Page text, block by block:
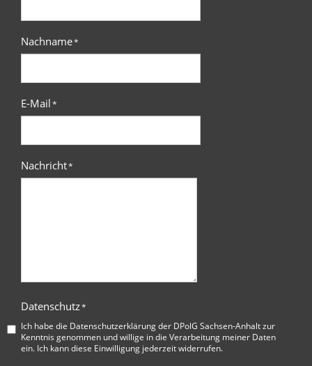
Nachname*
E-Mail*
Nachricht*
Datenschutz*
Ich habe die Datenschutzerklärung der DPolG Sachsen-Anhaltzur
Kenntnis genommen und willige in die Verarbeitung meiner Daten
ein. Ich kann diese Einwilligung jederzeit widerrufen.